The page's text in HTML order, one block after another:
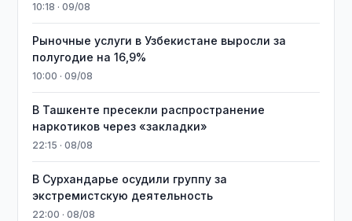
10:18 · 09/08
Рыночные услуги в Узбекистане выросли за
полугодие на 16,9%
10:00 · 09/08
В Ташкенте пресекли распространение
наркотиков через «закладки»
22:15 · 08/08
В Сурхандарье осудили группу за
экстремистскую деятельность
22:00 · 08/08